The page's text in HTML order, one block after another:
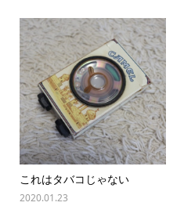
これはタバコじゃない
2020.01.23